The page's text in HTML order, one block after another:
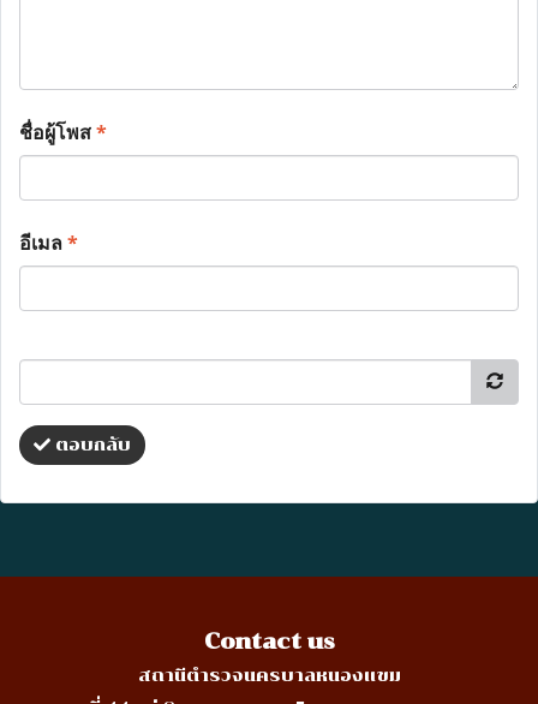
ชื่อผู้โพส*
อีเมล*
ตอบกลับ
Contact us
สถานีตำรวจนครบาลหนองแขม